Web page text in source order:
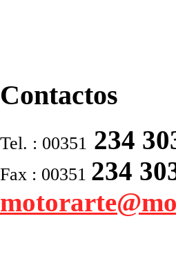
Contactos
Tel. : 00351 234
Fax : 00351 234